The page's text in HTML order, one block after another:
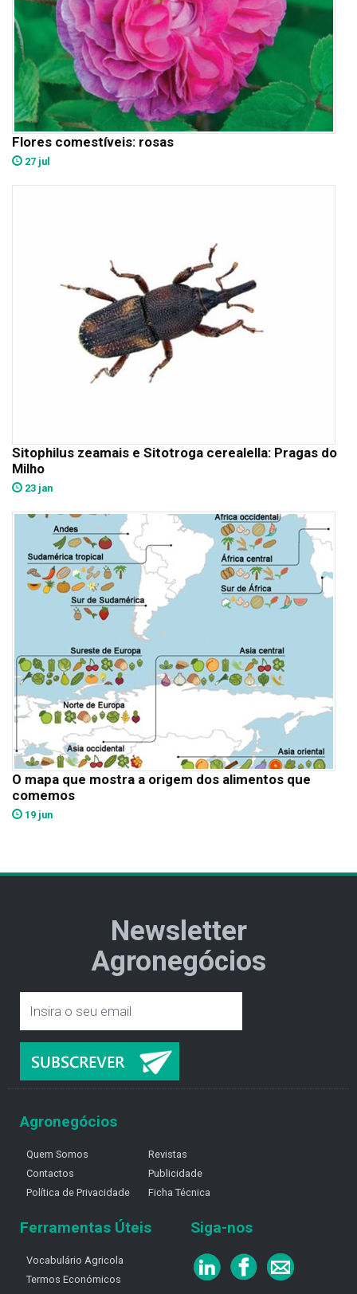
Flores comestíveis: rosas
27 jul
Sitophilus zeamais e Sitotroga cerealella: Pragas do
Milho
23 jan
O mapa que mostra a origem dos alimentos que
comemos
19 jun
Newsletter
Agronegócios
Agronegócios
Quem Somos
Contactos
Política de Privacidade
Revistas
Publicidade
Ficha Técnica
Ferramentas Úteis
Vocabulário Agricola
Termos Económicos
Siga-nos